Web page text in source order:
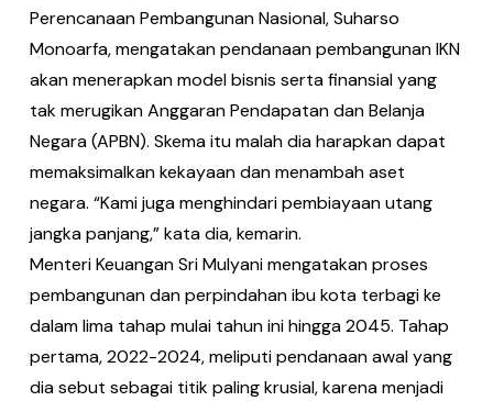
Perencanaan Pembangunan Nasional, Suharso
Monoarfa, mengatakan pendanaan pembangunan IKN
akan menerapkan model bisnis serta finansial yang
tak merugikan Anggaran Pendapatan dan Belanja
Negara (APBN). Skema itu malah dia harapkan dapat
memaksimalkan kekayaan dan menambah aset
negara. “Kami juga menghindari pembiayaan utang
jangka panjang,” kata dia, kemarin.
Menteri Keuangan Sri Mulyani mengatakan proses
pembangunan dan perpindahan ibu kota terbagi ke
dalam lima tahap mulai tahun ini hingga 2045. Tahap
pertama, 2022-2024, meliputi pendanaan awal yang
dia sebut sebagai titik paling krusial, karena menjadi